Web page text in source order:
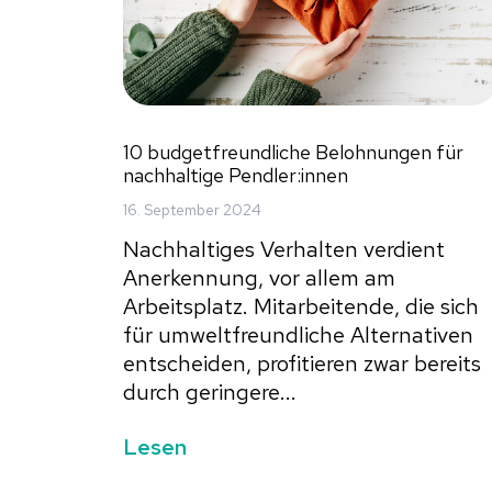
10 budgetfreundliche Belohnungen für
nachhaltige Pendler:innen
16. September 2024
Nachhaltiges Verhalten verdient
Anerkennung, vor allem am
Arbeitsplatz. Mitarbeitende, die sich
für umweltfreundliche Alternativen
entscheiden, profitieren zwar bereits
durch geringere...
Lesen